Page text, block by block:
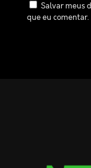
Salvar meus
que eu comentar.